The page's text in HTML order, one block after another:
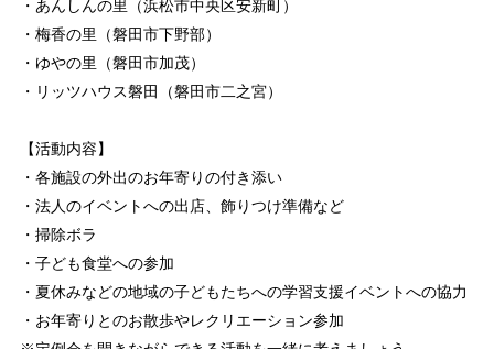
・あんしんの里（浜松市中央区安新町）
・梅香の里（磐田市下野部）
・ゆやの里（磐田市加茂）
・リッツハウス磐田（磐田市二之宮）
【活動内容】
・各施設の外出のお年寄りの付き添い
・法人のイベントへの出店、飾りつけ準備など
・掃除ボラ
・子ども食堂への参加
・夏休みなどの地域の子どもたちへの学習支援イベントへの協力
・お年寄りとのお散歩やレクリエーション参加